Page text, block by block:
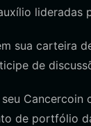
lideradas
sua carteira
de
de portfólio